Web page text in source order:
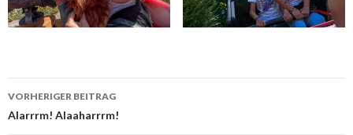
Beitrags-
Navigation
VORHERIGER BEITRAG
Alarrrm! Alaaharrrm!